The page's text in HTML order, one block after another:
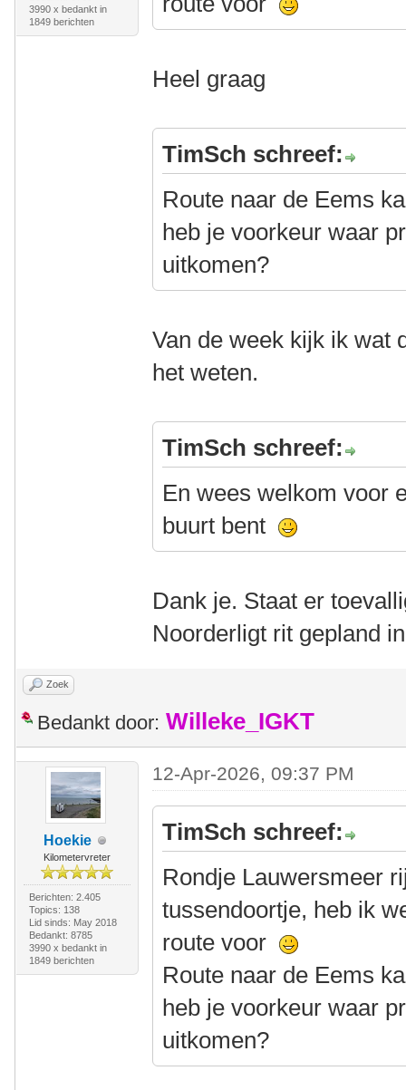
3990 x bedankt in
1849 berichten
Heel graag
TimSch schreef:
Route naar de Eems
heb je voorkeur waar
uitkomen?
Van de week kijk ik wat
het weten.
TimSch schreef:
En wees welkom voor
buurt bent
Dank je. Staat er
Noorderligt rit gepland
Zoek
Bedankt door: Willeke_IGKT
Hoekie
Kilometervreter
Berichten: 2.405
Topics: 138
Lid sinds: May 2018
Bedankt: 8785
3990 x bedankt in
1849 berichten
12-Apr-2026, 09:37 PM
TimSch schreef:
Rondje Lauwersmeer
tussendoortje, heb ik
route voor
Route naar de Eems
heb je voorkeur waar
uitkomen?